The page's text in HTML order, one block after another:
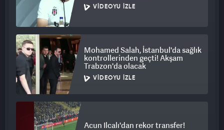
VIDEOYU İZLE
Mohamed Salah, İstanbul'da sağlık
kontrollerinden geçti! Akşam
Trabzon'da olacak
VIDEOYU İZLE
Acun Ilcalı'dan rekor transfer!